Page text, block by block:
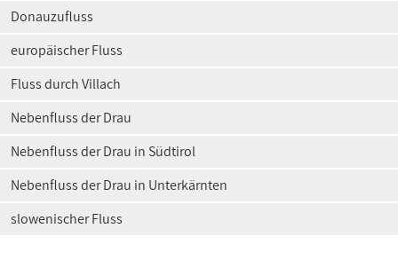
Donauzufluss
europäischer Fluss
Fluss durch Villach
Nebenfluss der Drau
Nebenfluss der Drau in Südtirol
Nebenfluss der Drau in Unterkärnten
slowenischer Fluss